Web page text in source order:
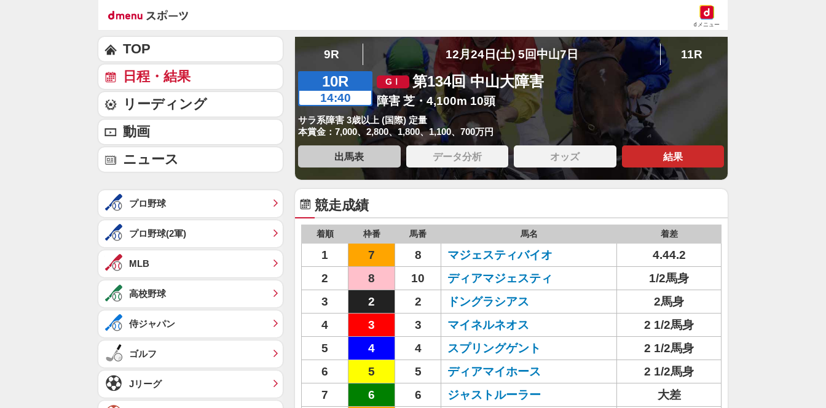
dメニュー
9R 12月24日(土) 5回中山7日 11R
10R
14:40
第134回 中山大障害
障害 芝・4,100m 10頭
サラ系障害 3歳以上 (国際) 定量
本賞金：7,000、2,800、1,800、1,100、700万円
出馬表 データ分析 オッズ 結果
競走成績
着順 枠番 馬番 馬名 着差
1 7 8 マジェスティバイオ
4.44.2
2
8 10 ディアマジェスティ
1/2馬身
3
2 2 ドングラシアス
2馬身
4
3 3 マイネルネオス
2 1/2馬身
5
4 4 スプリングゲント
2 1/2馬身
6
5 5 ディアマイホース
2 1/2馬身
7
6 6 ジャストルーラー
大差
TOP
日程・結果
リーディング
動画
ニュース
プロ野球
プロ野球(2軍)
MLB
高校野球
侍ジャパン
ゴルフ
Jリーグ